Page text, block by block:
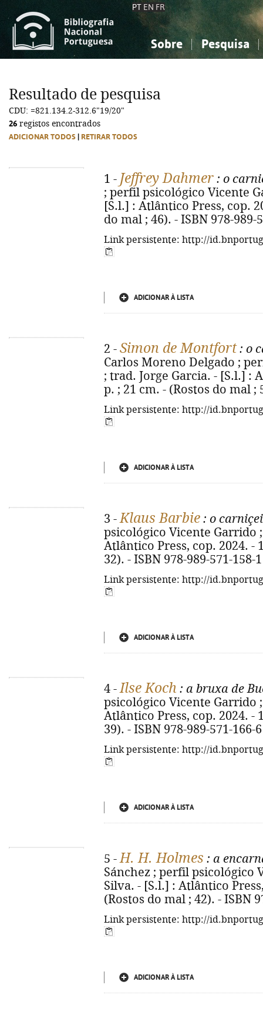
PT EN FR
Sobre Pesquisa
Ciências sociais...
Ciências sociais...
Resultado de pesquisa
CDU: =821.134.2-312.6"19/20"
26 registos encontrados
ADICIONAR TODOS RETIRAR TODOS
1 - Jeffrey Dahmer : o
; perfil psicológico Vicente
[S.l.] : Atlântico Press, cop.
do mal ; 46). - ISBN 978-989-
Link persistente: http://
ADICIONAR À LISTA
2 - Simon de Montfort: o
Carlos Moreno Delgado ;
; trad. Jorge Garcia. - [S.l.] :
p. ; 21 cm. - (Rostos do mal ;
Link persistente: http://
ADICIONAR À LISTA
3 -Klaus Barbie : o
psicológico Vicente Garrido
Atlântico Press, cop. 2024. -
32). - ISBN 978-989-571-158-1
Link persistente: http://
ADICIONAR À LISTA
4 -Ilse Koch : a bruxa de
psicológico Vicente Garrido
Atlântico Press, cop. 2024. -
39). - ISBN 978-989-571-166-6
Link persistente: http://
ADICIONAR À LISTA
5 -H. H. Holmes : a
Sánchez ; perfil psicológico
Silva. - [S.l.] : Atlântico
(Rostos do mal ; 42). - ISBN
Link persistente: http://
ADICIONAR À LISTA